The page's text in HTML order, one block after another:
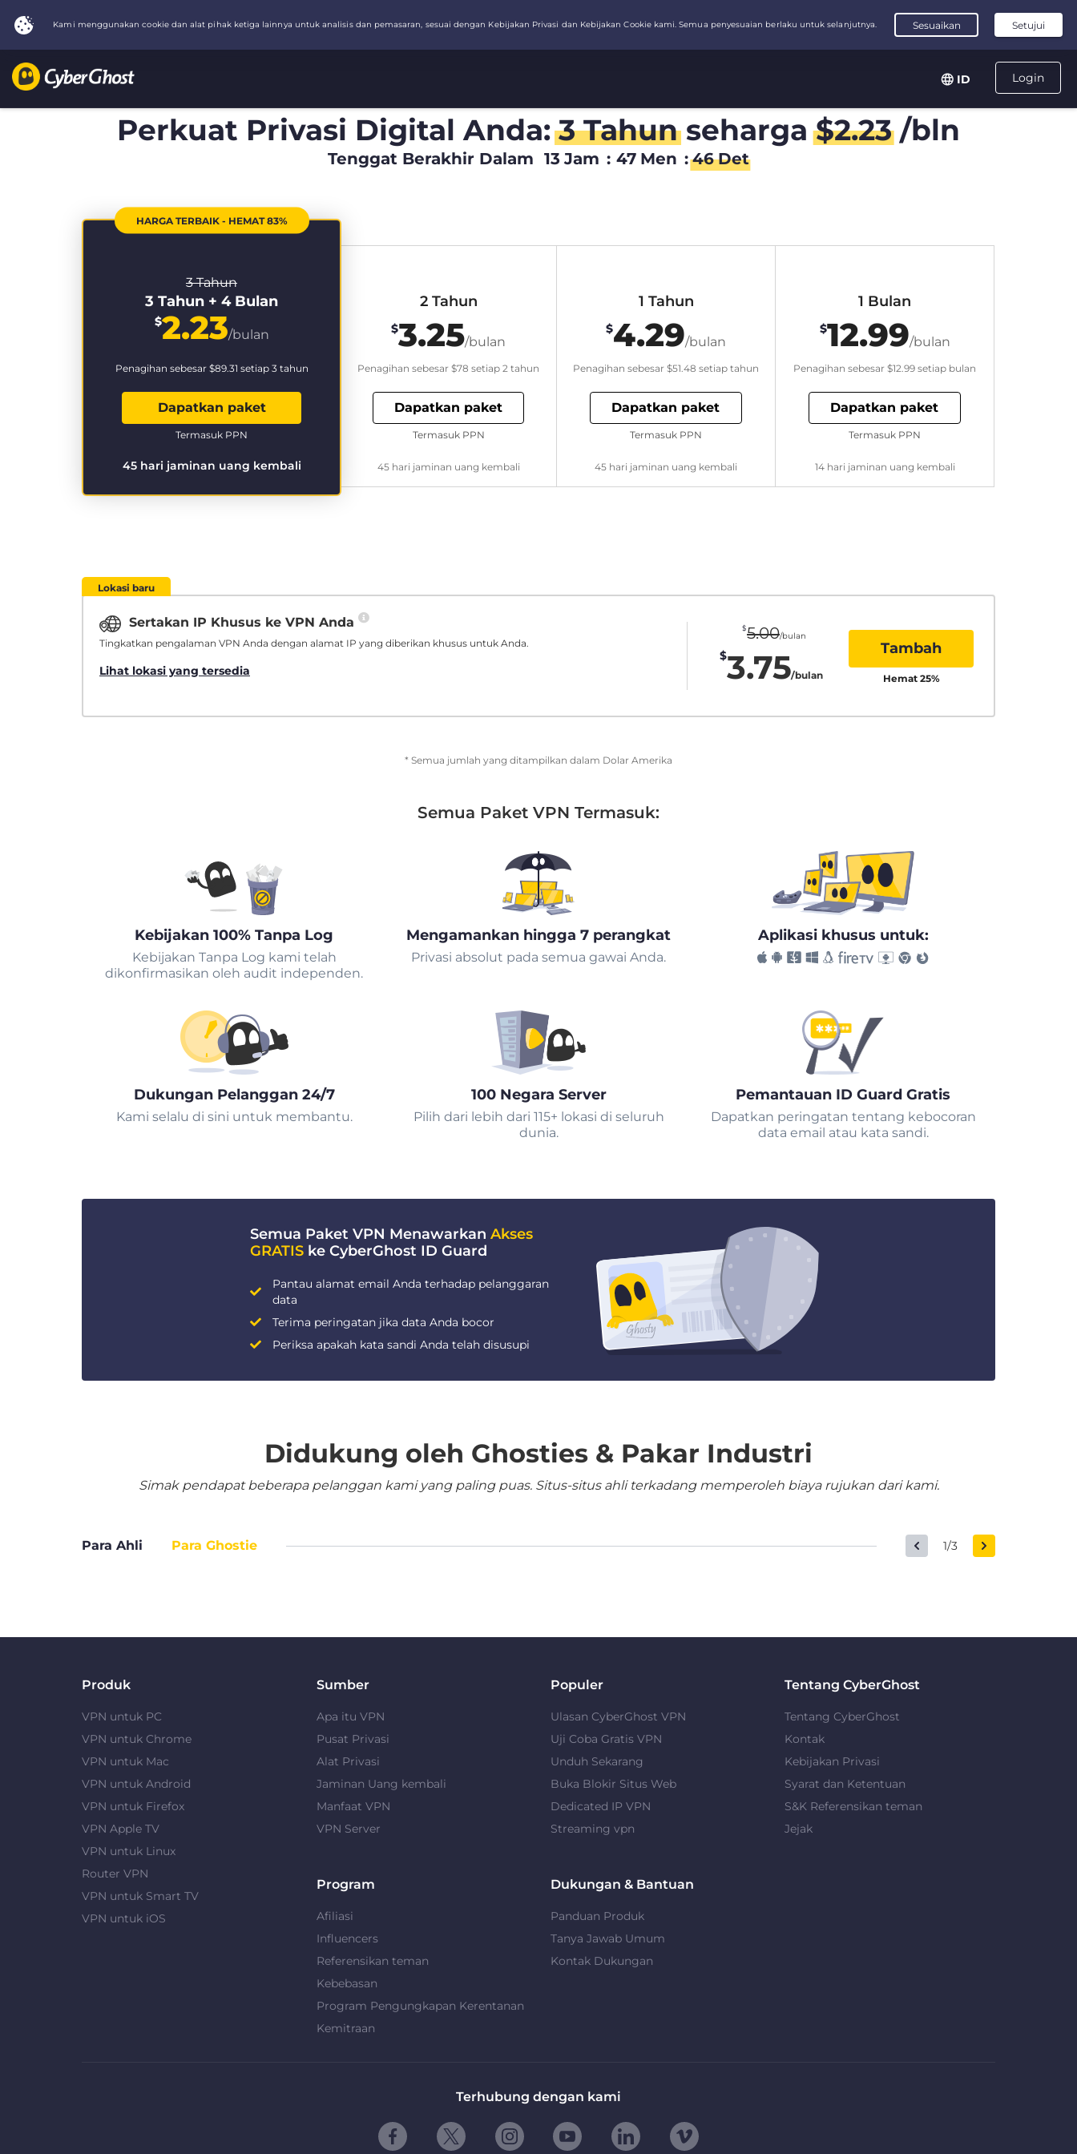
Login
ID
Perkuat Privasi Digital Anda:3 Tahunseharga$2.23/bln
Tenggat Berakhir Dalam 13 Jam : 47 Men : 45 Det
HARGA TERBAIK - HEMAT 83%
3 Tahun
3 Tahun + 4 Bulan
$2.23/bulan
Penagihan sebesar $89.31 setiap 3 tahun
Dapatkan paket
45 hari jaminan uang kembali
Termasuk PPN
2 Tahun
$3.25/bulan
Penagihan sebesar$78 setiap 2 tahun
Dapatkan paket
45 hari jaminan uang kembali
Termasuk PPN
1 Tahun
$4.29/bulan
Penagihan sebesar $51.48 setiap tahun
Dapatkan paket
45 hari jaminan uang kembali
Termasuk PPN
1 Bulan
$12.99/bulan
Penagihan sebesar $12.99 setiap bulan
Dapatkan paket
14 hari jaminan uang kembali
Termasuk PPN
Lokasi baru
Sertakan IP Khusus ke VPN Anda
Tingkatkan pengalaman VPN Anda dengan alamat IP yang diberikan khusus untuk Anda.
Lihat lokasi yang tersedia
$5.00/bulan
$3.75/bulan
Tambah
Hemat 25%
* Semua jumlah yang ditampilkan dalam Dolar Amerika
Semua Paket VPN Termasuk:
Kebijakan 100% Tanpa Log
Kebijakan Tanpa Log kami telah
dikonfirmasikan oleh audit independen.
Mengamankan hingga 7 perangkat
Privasi absolut pada semua gawai Anda.
Aplikasi khusus untuk:
Dukungan Pelanggan 24/7
Kami selalu di sini untuk membantu.
100 Negara Server
Pilih dari lebih dari 115+ lokasi di seluruh
dunia.
Pemantauan ID Guard Gratis
Dapatkan peringatan tentang kebocoran
data email atau kata sandi.
Semua Paket VPN Menawarkan Akses
GRATIS ke CyberGhost ID Guard
Pantau alamat email Anda terhadap pelanggaran
data
Terima peringatan jika data Anda bocor
Periksa apakah kata sandi Anda telah disusupi
Didukung oleh Ghosties & Pakar Industri
Simak pendapat beberapa pelanggan kami yang paling puas. Situs-situs ahli terkadang memperoleh biaya rujukan dari kami.
Para Ahli Para Ghostie 1/3
Produk
VPN untuk PC
VPN untuk Chrome
VPN untuk Mac
VPN untuk Android
VPN untuk Firefox
VPN Apple TV
VPN untuk Linux
Router VPN
VPN untuk Smart TV
VPN untuk iOS
Sumber
Apa itu VPN
Pusat Privasi
Alat Privasi
Jaminan Uang kembali
Manfaat VPN
VPN Server
Populer
Ulasan CyberGhost VPN
Uji Coba Gratis VPN
Unduh Sekarang
Buka Blokir Situs Web
Dedicated IP VPN
Streaming vpn
Tentang CyberGhost
Tentang CyberGhost
Kontak
Kebijakan Privasi
Syarat dan Ketentuan
S&K Referensikan teman
Jejak
Program
Afiliasi
Influencers
Referensikan teman
Kebebasan
Program Pengungkapan Kerentanan
Kemitraan
Dukungan & Bantuan
Panduan Produk
Tanya Jawab Umum
Kontak Dukungan
Terhubung dengan kami